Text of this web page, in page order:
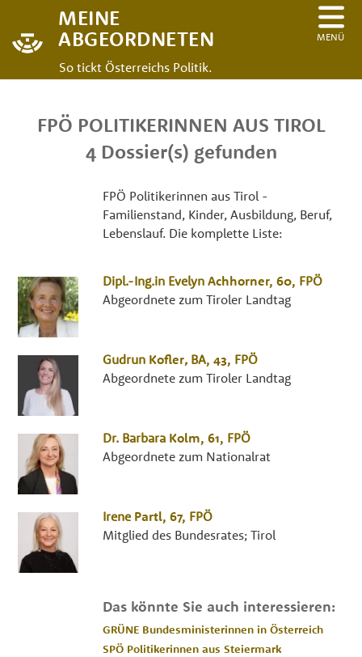
MEINE
ABGEORDNETEN
So tickt Österreichs Politik.
MENÜ
FPÖ POLITIKERINNEN AUS TIROL
4 Dossier(s) gefunden
FPÖ Politikerinnen aus Tirol -
Familienstand, Kinder, Ausbildung, Beruf,
Lebenslauf. Die komplette Liste:
Dipl.-Ing.in Evelyn Achhorner, 60, FPÖ
Abgeordnete zum Tiroler Landtag
Gudrun Kofler, BA, 43, FPÖ
Abgeordnete zum Tiroler Landtag
Dr. Barbara Kolm, 61, FPÖ
Abgeordnete zum Nationalrat
Irene Partl, 67, FPÖ
Mitglied des Bundesrates; Tirol
Das könnte Sie auch interessieren:
GRÜNE Bundesministerinnen in Österreich
SPÖ Politikerinnen aus Steiermark